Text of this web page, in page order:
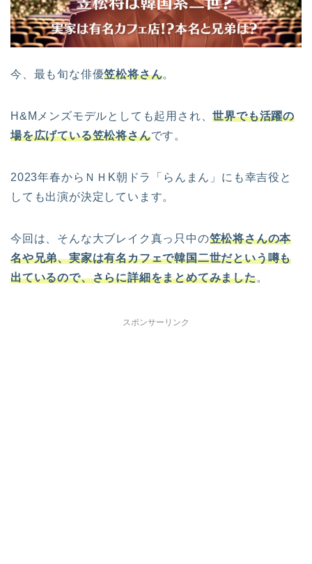
今、最も旬な俳優笠松将さん。
H&Mメンズモデルとしても起用され、世界でも活躍の
場を広げている笠松将さんです。
2023年春からＮＨK朝ドラ「らんまん」にも幸吉役と
しても出演が決定しています。
今回は、そんな大ブレイク真っ只中の笠松将さんの本
名や兄弟、実家は有名カフェで韓国二世だという噂も
出ているので、さらに詳細をまとめてみました。
スポンサーリンク